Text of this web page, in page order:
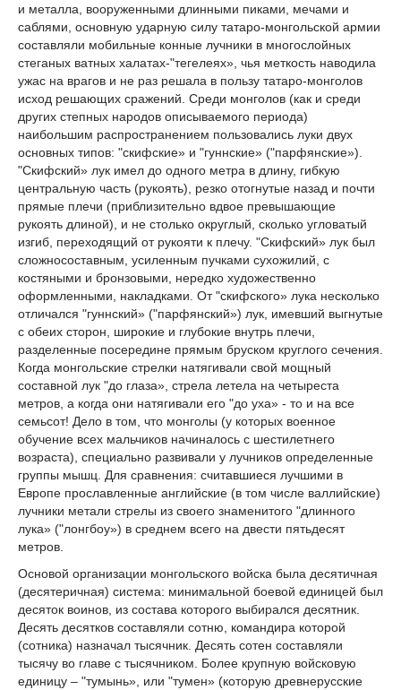
и металла, вооруженными длинными пиками, мечами и
саблями, основную ударную силу татаро-монгольской армии
составляли мобильные конные лучники в многослойных
стеганых ватных халатах-"тегелеях», чья меткость наводила
ужас на врагов и не раз решала в пользу татаро-монголов
исход решающих сражений. Среди монголов (как и среди
других степных народов описываемого периода)
наибольшим распространением пользовались луки двух
основных типов: "скифские» и "гуннские» ("парфянские»).
"Скифский» лук имел до одного метра в длину, гибкую
центральную часть (рукоять), резко отогнутые назад и почти
прямые плечи (приблизительно вдвое превышающие
рукоять длиной), и не столько округлый, сколько угловатый
изгиб, переходящий от рукояти к плечу. "Скифский» лук был
сложносоставным, усиленным пучками сухожилий, с
костяными и бронзовыми, нередко художественно
оформленными, накладками. От "скифского» лука несколько
отличался "гуннский» ("парфянский») лук, имевший выгнутые
с обеих сторон, широкие и глубокие внутрь плечи,
разделенные посередине прямым бруском круглого сечения.
Когда монгольские стрелки натягивали свой мощный
составной лук "до глаза», стрела летела на четыреста
метров, а когда они натягивали его "до уха» - то и на все
семьсот! Дело в том, что монголы (у которых военное
обучение всех мальчиков начиналось с шестилетнего
возраста), специально развивали у лучников определенные
группы мышц. Для сравнения: считавшиеся лучшими в
Европе прославленные английские (в том числе валлийские)
лучники метали стрелы из своего знаменитого "длинного
лука» ("лонгбоу») в среднем всего на двести пятьдесят
метров.
Основой организации монгольского войска была десятичная
(десятеричная) система: минимальной боевой единицей был
десяток воинов, из состава которого выбирался десятник.
Десять десятков составляли сотню, командира которой
(сотника) назначал тысячник. Десять сотен составляли
тысячу во главе с тысячником. Более крупную войсковую
единицу – "тумынь», или "тумен» (которую древнерусские